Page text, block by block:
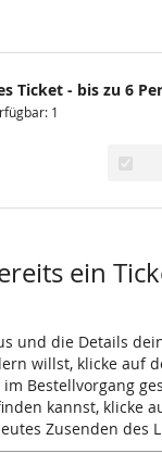
Ticket - bis zu 6
1
ein
und die Details
willst, klicke auf
Bestellvorgang
kannst, klicke
Zusenden des